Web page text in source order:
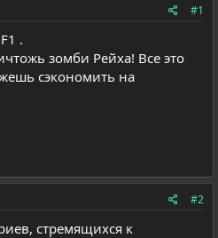
#1
.
зомби Рейха! Все это
сэкономить на
#2
стремящихся к